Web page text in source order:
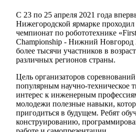
С 23 по 25 апреля 2021 года
Нижегородской ярмарке
чемпионат по робототехнике
Championship - Нижний Новгород
более тысячи участников в
различных регионов страны.
Цель организаторов соревнований
популярным научно-техническое
интерес к инженерным
молодежи полезные навыки,
пригодиться в будущем. Ребят
конструированию,